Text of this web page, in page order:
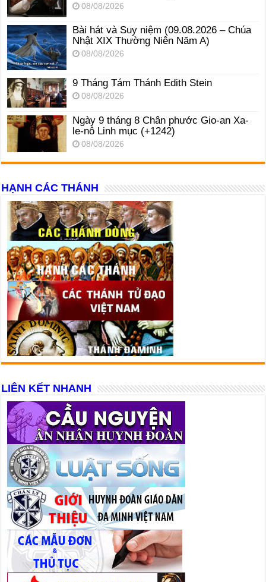
08/08/2026
Bài hát và Suy niệm (09.08.2026 – Chúa
Nhật XIX Thường Niên Năm A)
08/08/2026
9 Tháng Tám Thánh Edith Stein
08/08/2026
Ngày 9 tháng 8 Chân phước Gio-an Xa-
le-nô Linh mục (+1242)
08/08/2026
HẠNH CÁC THÁNH
LIÊN KẾT NHANH